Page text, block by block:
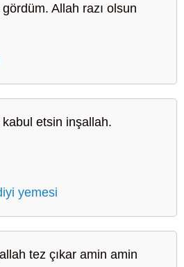
Allah razı olsun
etsin inşallah.
yemesi
tez çıkar amin amin